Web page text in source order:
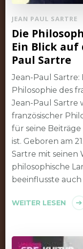
JEAN PAUL SARTRE
Die
Ein Blick auf
Paul Sartre
Jean-Paul Sartre:
Philosophie des
Jean-Paul Sartre
französischer
für seine
ist. Geboren am
Sartre mit seinen
philosophische
beeinflusste
WEITER LESEN